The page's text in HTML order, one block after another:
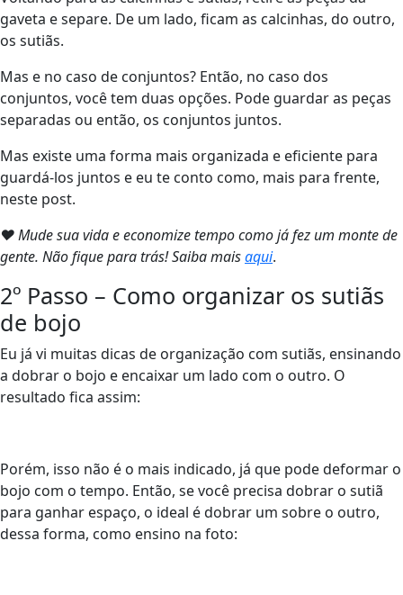
gaveta e separe. De um lado, ficam as calcinhas, do outro,
os sutiãs.
Mas e no caso de conjuntos? Então, no caso dos
conjuntos, você tem duas opções. Pode guardar as peças
separadas ou então, os conjuntos juntos.
Mas existe uma forma mais organizada e eficiente para
guardá-los juntos e eu te conto como, mais para frente,
neste post.
❤ Mude sua vida e economize tempo como já fez um monte de
gente. Não fique para trás! Saiba maisaqui.
2º Passo – Como organizar os sutiãs
de bojo
Eu já vi muitas dicas de organização com sutiãs, ensinando
a dobrar o bojo e encaixar um lado com o outro. O
resultado fica assim:
Porém, isso não é o mais indicado, já que pode deformar o
bojo com o tempo. Então, se você precisa dobrar o sutiã
para ganhar espaço, o ideal é dobrar um sobre o outro,
dessa forma, como ensino na foto: